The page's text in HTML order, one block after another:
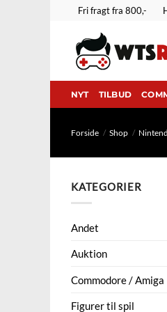
Fortsæt
indhold
Fri fragt fra 800,-
NYT TILBUD
Forside / Shop /
KATEGORIER
Andet
Auktion
Commodore / Amiga
Figurer til spil